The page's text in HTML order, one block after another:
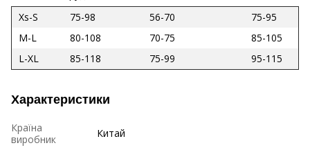
Xs-S
75-98 56-70
75-95
M-L
80-108 70-75
85-105
L-XL
85-118 75-99 95-115
Характеристики
Країна
виробник
Китай